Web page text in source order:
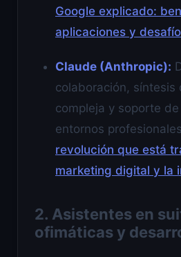
Google explicado:
aplicaciones y
Claude (Anthropic):
colaboración, síntesis
compleja y soporte
entornos
revolución que está
marketing digital y la
2. Asistentes en
ofimáticas y